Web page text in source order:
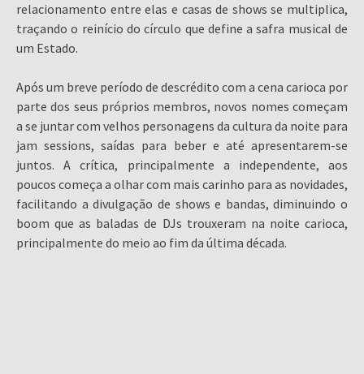
relacionamento entre elas e casas de shows se multiplica,
traçando o reinício do círculo que define a safra musical de
um Estado.
Após um breve período de descrédito com a cena carioca por
parte dos seus próprios membros, novos nomes começam
a se juntar com velhos personagens da cultura da noite para
jam sessions, saídas para beber e até apresentarem-se
juntos. A crítica, principalmente a independente, aos
poucos começa a olhar com mais carinho para as novidades,
facilitando a divulgação de shows e bandas, diminuindo o
boom que as baladas de DJs trouxeram na noite carioca,
principalmente do meio ao fim da última década.